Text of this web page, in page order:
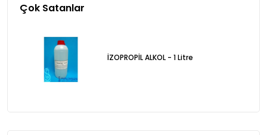
Çok Satanlar
İZOPROPİL ALKOL - 1 Litre